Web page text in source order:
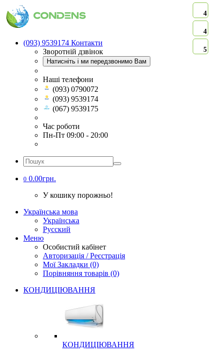
(093) 9539174 Контакти
Зворотній дзвінок
Натисніть і ми передзвонимо Вам
Наші телефони
(093) 0790072
(093) 9539174
(067) 9539175
Час роботи
Пн-Пт 09:00 - 20:00
0 0.00грн.
У кошику порожньо!
Українська мова
Українська
Русский
Меню
Особистий кабінет
Авторизація / Реєстрація
Мої Закладки (0)
Порівняння товарів (0)
КОНДИЦІЮВАННЯ
КОНДИЦІЮВАННЯ
4
4
5